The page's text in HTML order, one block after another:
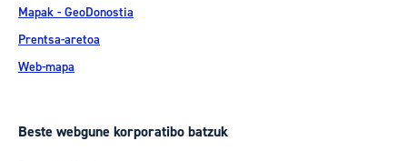
Mapak - GeoDonostia
Prentsa-aretoa
Web-mapa
Beste webgune korporatibo batzuk